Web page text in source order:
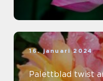
16. januari 2024
Palettblad twist